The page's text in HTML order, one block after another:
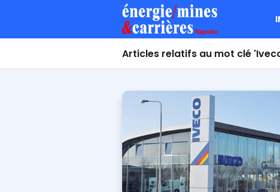
Articles relatifs au mot clé